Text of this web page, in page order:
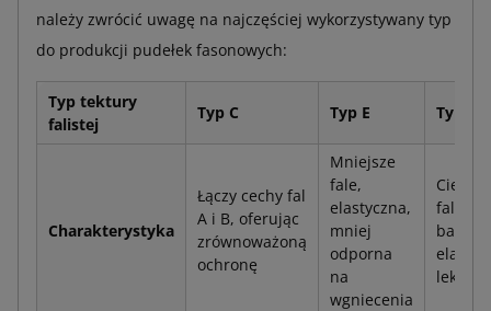
należy zwrócić uwagę na najczęściej wykorzystywany typ
do produkcji pudełek fasonowych:
Typ tektury
falistej
Typ C Typ E Typ F
Charakterystyka
Łączy cechy fal
A i B, oferując
zrównoważoną
ochronę
Mniejsze
fale,
elastyczna,
mniej
odporna
na
wgniecenia
Cienkie
fale,
bardzo
lekka